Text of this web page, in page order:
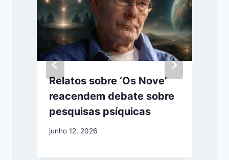
Relatos sobre ‘Os Nove’
reacendem debate sobre
pesquisas psíquicas
junho 12, 2026